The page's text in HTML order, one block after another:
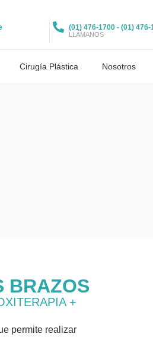
(01) 476-1700 - (01) 476-
LLÁMANOS
Cirugía Plástica Nosotros
BRAZOS
+
permite realizar